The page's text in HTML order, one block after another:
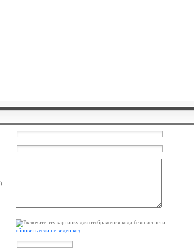
обновить если не виден код